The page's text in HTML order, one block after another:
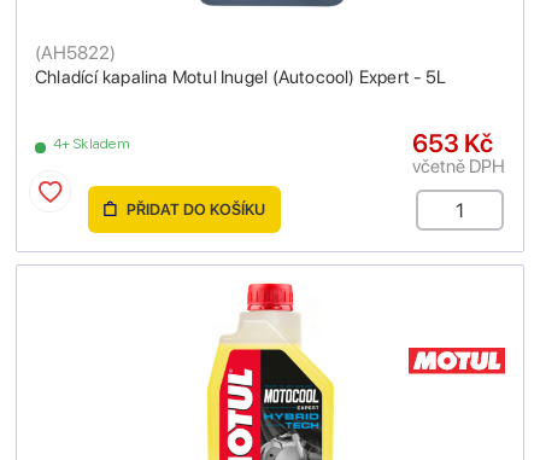
Chladící kapalina Motul Inugel (Autocool) Expert - 5L
(AH5822)
4+ Skladem 653 Kč
včetně DPH
PŘIDAT DO KOŠÍKU